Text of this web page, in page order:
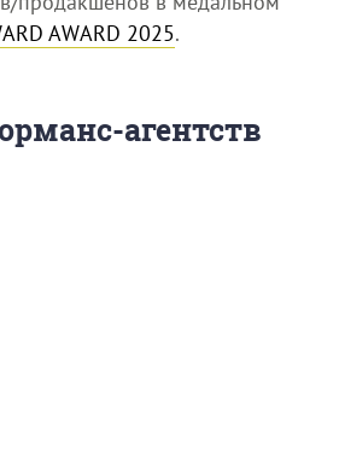
AWARD 2025.
агентств